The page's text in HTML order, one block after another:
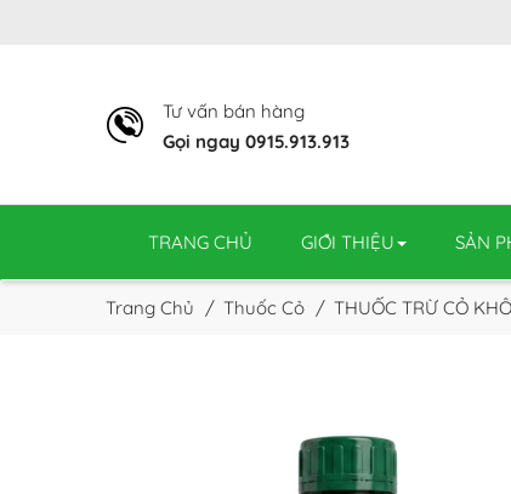
Tư vấn bán hàng
Gọi ngay 0915.913.913
TRANG CHỦ GIỚI THIỆU SẢN
Trang Chủ Thuốc Cỏ THUỐC TRỪ CỎ